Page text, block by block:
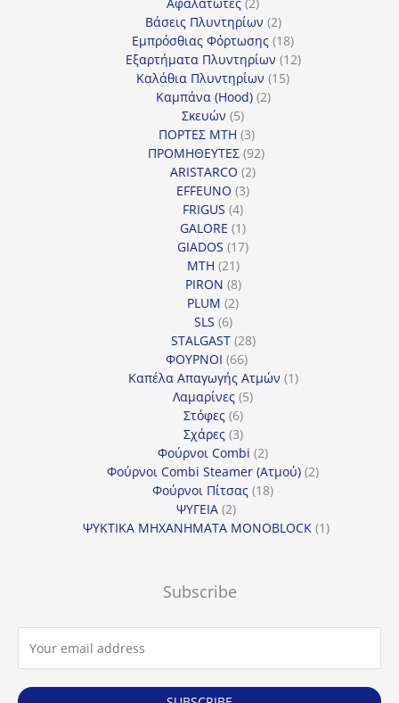
προϊόντα
Βάσεις Πλυντηρίων 22
προϊόντα
Εμπρόσθιας Φόρτωσης 1818
προϊόντα
Εξαρτήματα Πλυντηρίων 1212
Καλάθια Πλυντηρίων 1515
Καμπάνα (Hood) 22
Σκευών 55
προϊόντα
ΠΟΡΤΕΣ MTH 33
προϊόντα
ΠΡΟΜΗΘΕΥΤΕΣ 9292
ARISTARCO 22
EFFEUNO 33
FRIGUS 44
προϊόντα
GALORE 11
προϊόν
GIADOS 1717
MTH 2121
προϊόντα
PIRON 88
προϊόντα
PLUM 22
SLS 66
προϊόντα
STALGAST 2828
ΦΟΥΡΝΟΙ 6666
προϊόντα
Καπέλα Απαγωγής Ατμών 11
Λαμαρίνες 55
Στόφες 66
προϊόντα
Σχάρες 33
προϊόντα
Φούρνοι Combi 22
προϊόντα
Φούρνοι Combi Steamer (Ατμού) 22
Φούρνοι Πίτσας 1818
ΨΥΓΕΙΑ 22
προϊόντα
ΨΥΚΤΙΚΑ ΜΗΧΑΝΗΜΑΤΑ MONOBLOCK 11
Subscribe